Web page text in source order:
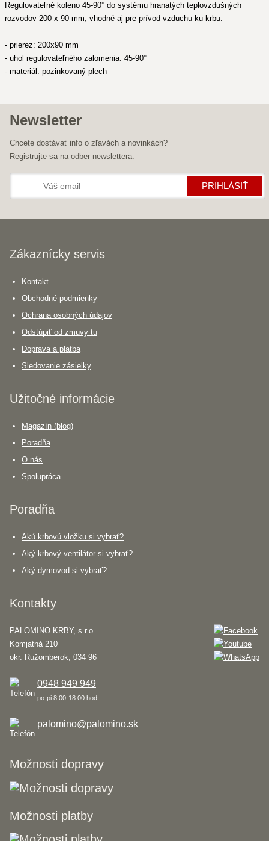
Regulovateľné koleno 45-90° do systému hranatých teplovzdušných
rozvodov 200 x 90 mm, vhodné aj pre prívod vzduchu ku krbu.
- prierez: 200x90 mm
- uhol regulovateľného zalomenia: 45-90°
- materiál: pozinkovaný plech
Newsletter
Chcete dostávať info o zľavách a novinkách?
Registrujte sa na odber newslettera.
PRIHLÁSIŤ
Zákaznícky servis
Kontakt
Obchodné podmienky
Ochrana osobných údajov
Odstúpiť od zmuvy tu
Doprava a platba
Sledovanie zásielky
Užitočné informácie
Magazín (blog)
Poradňa
O nás
Spolupráca
Poradňa
Akú krbovú vložku si vybrať?
Aký krbový ventilátor si vybrať?
Aký dymovod si vybrať?
Kontakty
PALOMINO KRBY, s.r.o.
Komjatná 210
okr. Ružomberok, 034 96
0948 949 949
po-pi 8:00-18:00 hod.
palomino@palomino.sk
Možnosti dopravy
Možnosti platby